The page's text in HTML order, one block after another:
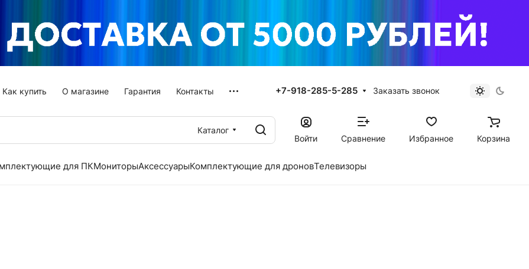
Как купить О магазине Гарантия Контакты +7-918-285-5-285 Заказать звонок
Каталог
Войти
Сравнение Избранное Корзина
для ПКМониторыАксессуарыКомплектующие для дроновТелевизоры